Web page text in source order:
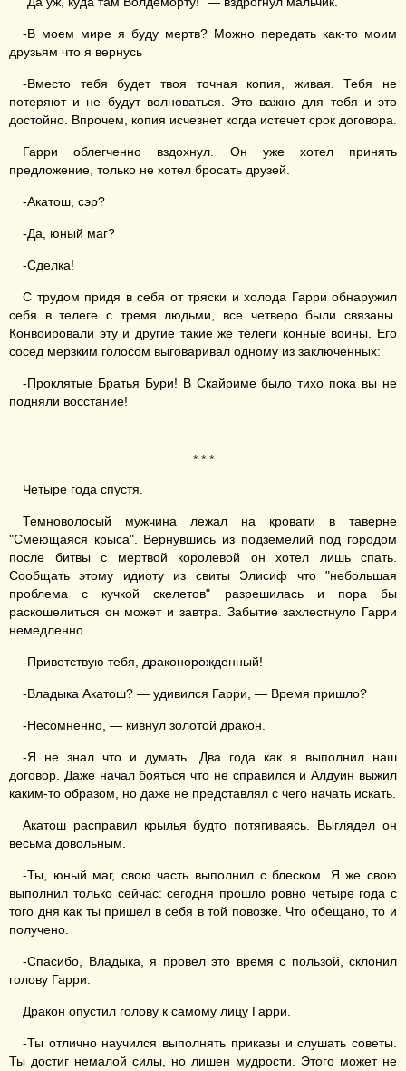
-В моем мире я буду мертв? Можно передать как-то моим
друзьям что я вернусь
-Вместо тебя будет твоя точная копия, живая. Тебя не
потеряют и не будут волноваться. Это важно для тебя и это
достойно. Впрочем, копия исчезнет когда истечет срок договора.
Гарри облегченно вздохнул. Он уже хотел принять
предложение, только не хотел бросать друзей.
-Акатош, сэр?
-Да, юный маг?
-Сделка!
С трудом придя в себя от тряски и холода Гарри обнаружил
себя в телеге с тремя людьми, все четверо были связаны.
Конвоировали эту и другие такие же телеги конные воины. Его
сосед мерзким голосом выговаривал одному из заключенных:
-Проклятые Братья Бури! В Скайриме было тихо пока вы не
подняли восстание!
* * *
Четыре года спустя.
Темноволосый мужчина лежал на кровати в таверне
"Смеющаяся крыса". Вернувшись из подземелий под городом
после битвы с мертвой королевой он хотел лишь спать.
Сообщать этому идиоту из свиты Элисиф что "небольшая
проблема с кучкой скелетов" разрешилась и пора бы
раскошелиться он может и завтра. Забытие захлестнуло Гарри
немедленно.
-Приветствую тебя, драконорожденный!
-Владыка Акатош? — удивился Гарри, — Время пришло?
-Несомненно, — кивнул золотой дракон.
-Я не знал что и думать. Два года как я выполнил наш
договор. Даже начал бояться что не справился и Алдуин выжил
каким-то образом, но даже не представлял с чего начать искать.
Акатош расправил крылья будто потягиваясь. Выглядел он
весьма довольным.
-Ты, юный маг, свою часть выполнил с блеском. Я же свою
выполнил только сейчас: сегодня прошло ровно четыре года с
того дня как ты пришел в себя в той повозке. Что обещано, то и
получено.
-Спасибо, Владыка, я провел это время с пользой, склонил
голову Гарри.
Дракон опустил голову к самому лицу Гарри.
-Ты отлично научился выполнять приказы и слушать советы.
Ты достиг немалой силы, но лишен мудрости. Этого может не